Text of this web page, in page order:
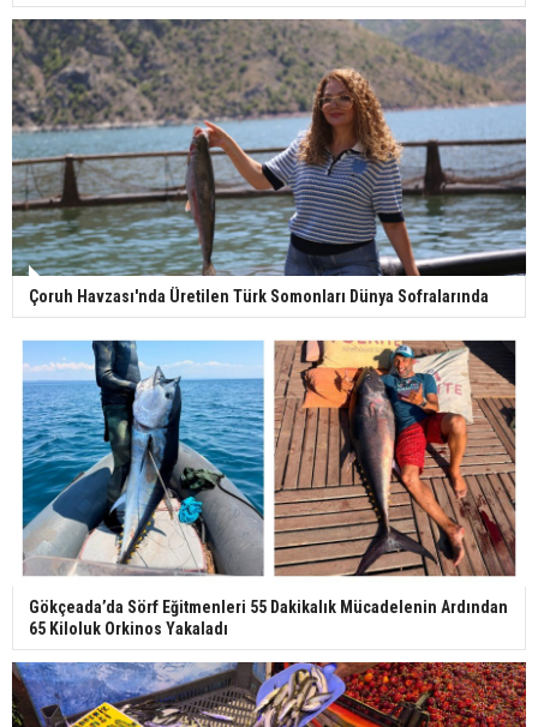
Çoruh Havzası'nda Üretilen Türk Somonları Dünya Sofralarında
Gökçeada’da Sörf Eğitmenleri 55 Dakikalık Mücadelenin Ardından
65 Kiloluk Orkinos Yakaladı